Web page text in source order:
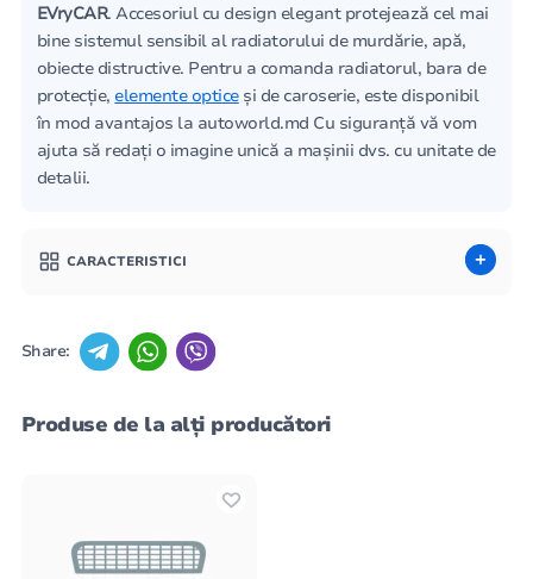
EVryCAR. Accesoriul cu design elegant protejează cel mai
bine sistemul sensibil al radiatorului de murdărie, apă,
obiecte distructive. Pentru a comanda radiatorul, bara de
protecție, elemente opticeși de caroserie, este disponibil
în mod avantajos la autoworld.md Cu siguranță vă vom
ajuta să redați o imagine unică a mașinii dvs. cu unitate de
detalii.
CARACTERISTICI
Share:
Produse de la alți producători